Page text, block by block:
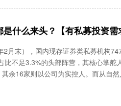
什么来头？【有私募投资
2月末），国内现存证券类私募机构
比不足3.3%的头部阵营，其核心掌
余16家则以公司为实控人。而从自